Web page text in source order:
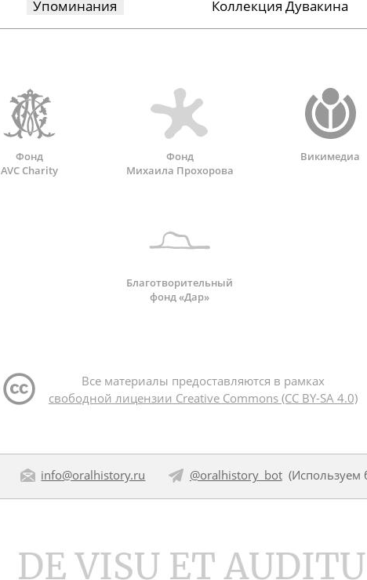
Упоминания Коллекция Дувакина
Фонд
AVC Charity
Фонд
Михаила Прохорова
Викимедиа
Благотворительный
фонд «Дар»
Все материалы предоставляются в рамках
свободной лицензии Creative Commons (CC BY-SA 4.0)
info@oralhistory.ru @oralhistory_bot(Используем
DE VISU ET AUDITU